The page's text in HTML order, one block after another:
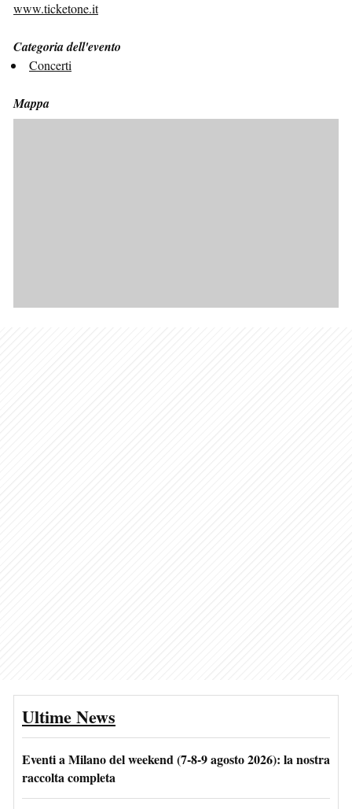
www.ticketone.it
Categoria dell'evento
Concerti
Mappa
Ultime News
Eventi a Milano del weekend (7-8-9 agosto 2026): la nostra
raccolta completa